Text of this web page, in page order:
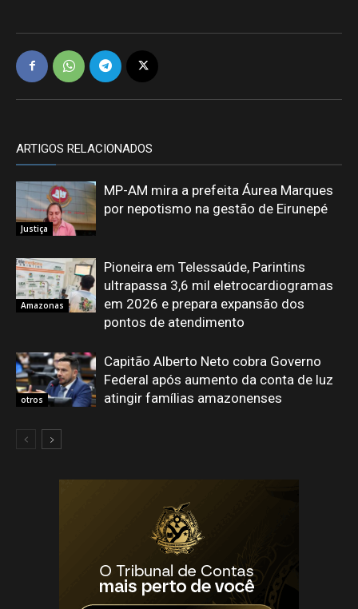
ARTIGOS RELACIONADOS
Justiça
MP-AM mira a prefeita Áurea Marques
por nepotismo na gestão de Eirunepé
Amazonas
Pioneira em Telessaúde, Parintins
ultrapassa 3,6 mil eletrocardiogramas
em 2026 e prepara expansão dos
pontos de atendimento
otros
Capitão Alberto Neto cobra Governo
Federal após aumento da conta de luz
atingir famílias amazonenses